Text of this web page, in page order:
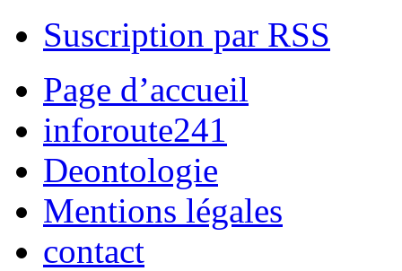
Suscription par RSS
Page d’accueil
inforoute241
Deontologie
Mentions légales
contact